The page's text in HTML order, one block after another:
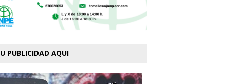
PUBLICIDAD AQUI